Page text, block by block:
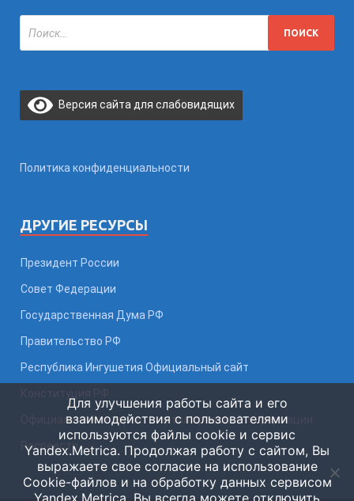
Версия сайта для слабовидящих
Политика конфиденциальности
ДРУГИЕ РЕСУРСЫ
Президент России
Совет Федерации
Государственная Дума РФ
Правительство РФ
Республика Ингушетия Официальный сайт
Официальный интернет-портал правовой информации
Росреестр
Для улучшения работы сайта и его
взаимодействия с пользователями
используются файлы cookie и сервис
Yandex.Metrica. Продолжая работу с сайтом, Вы
выражаете свое согласие на использование
Cookie-файлов и на обработку данных сервисом
Yandex.Metrica. Вы всегда можете отключить